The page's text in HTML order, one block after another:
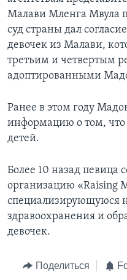
Малави Мленга Мвула
суд страны дал
девочек из Малави,
третьим и четвертым
адоптированными
Ранее в этом году
информацию о том, что
детей.
Более 10 назад певица
организацию «Raising
специализирующуюся
здравоохранения и
девочек.
Поделиться